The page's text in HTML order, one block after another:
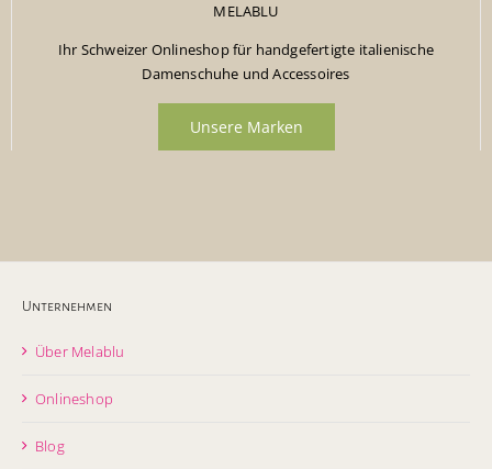
MELABLU
Ihr Schweizer Onlineshop für handgefertigte italienische
Damenschuhe und Accessoires
Unsere Marken
Unternehmen
Über Melablu
Onlineshop
Blog